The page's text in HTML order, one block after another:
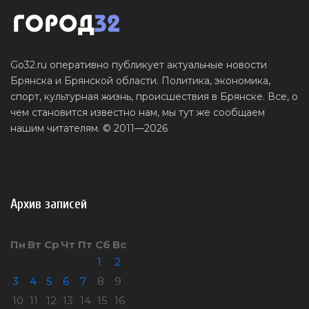
Go32.ru оперативно публикует актуальные новости
Брянска и Брянской области. Политика, экономика,
спорт, культурная жизнь, происшествия в Брянске. Все, о
чем становится известно нам, мы тут же сообщаем
нашим читателям. © 2011—2026
Архив записей
Пн Вт Ср Чт Пт Сб Вс
1
2
3
4 5 6 7 8
9
10 11 12 13 14 15 16